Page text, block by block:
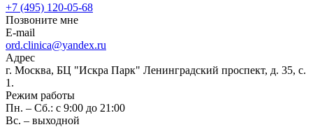
+7 (495) 120-05-68
Позвоните мне
E-mail
ord.clinica@yandex.ru
Адрес
г. Москва, БЦ "Искра Парк" Ленинградский проспект, д. 35, с.
1.
Режим работы
Пн. – Сб.: с 9:00 до 21:00
Вс. – выходной